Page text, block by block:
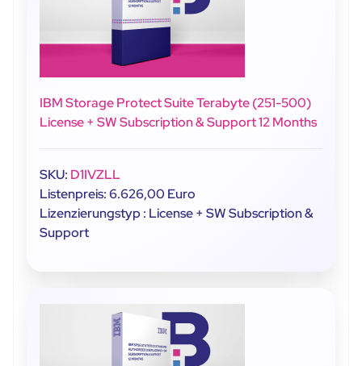
IBM Storage Protect Suite Terabyte (251-500)
License + SW Subscription & Support 12 Months
SKU: D1IVZLL
Listenpreis: 6.626,00 Euro
Lizenzierungstyp : License + SW Subscription &
Support